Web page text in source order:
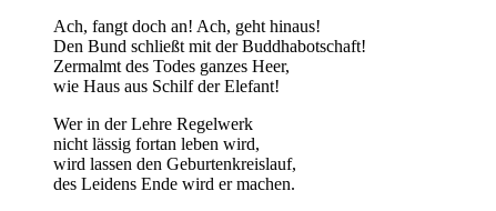
Ach, fangt doch an! Ach, geht hinaus!
Den Bund schließt mit der Buddhabotschaft!
Zermalmt des Todes ganzes Heer,
wie Haus aus Schilf der Elefant!
Wer in der Lehre Regelwerk
nicht lässig fortan leben wird,
wird lassen den Geburtenkreislauf,
des Leidens Ende wird er machen.